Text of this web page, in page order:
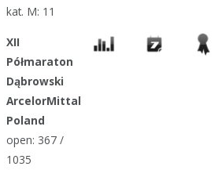
kat. M: 11
XII
Półmaraton
Dąbrowski
ArcelorMittal
Poland
open: 367 /
1035